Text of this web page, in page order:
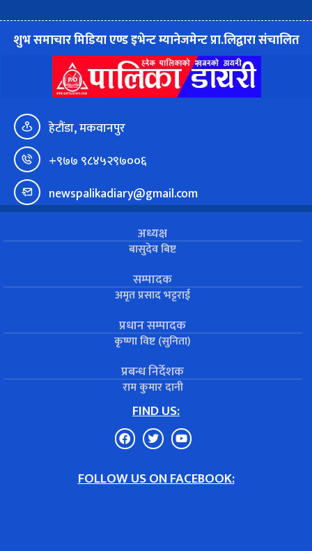
शुभ समाचार मिडिया एण्ड इभेन्ट म्यानेजमेन्ट प्रा.लिद्वारा संचालित
हेटौंडा, मकवानपुर
+९७७ ९८४५२९७००६
newspalikadiary@gmail.com
अध्यक्ष
बासुदेव बिष्ट
सम्पादक
अमृत प्रसाद भट्टराई
प्रधान सम्पादक
कृष्णा विष्ट (सुनिता)
प्रबन्ध निर्देशक
राम कुमार दानी
FIND US:
FOLLOW US ON FACEBOOK: